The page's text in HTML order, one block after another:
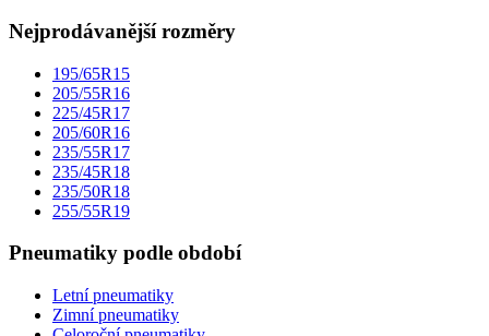
Nejprodávanější rozměry
195/65R15
205/55R16
225/45R17
205/60R16
235/55R17
235/45R18
235/50R18
255/55R19
Pneumatiky podle období
Letní pneumatiky
Zimní pneumatiky